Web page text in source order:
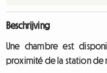
Beschrijving
Une chambre est
proximité de la station de